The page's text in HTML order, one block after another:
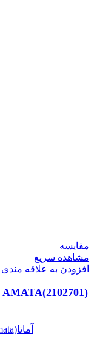
مقایسه
مشاهده سریع
افزودن به علاقه مندی
آماتا(amata)